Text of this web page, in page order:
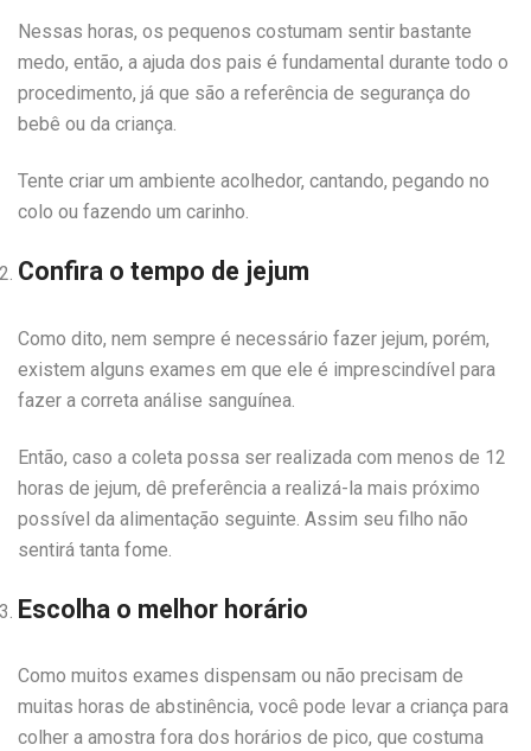
Nessas horas, os pequenos costumam sentir bastante
medo, então, a ajuda dos pais é fundamental durante todo o
procedimento, já que são a referência de segurança do
bebê ou da criança.
Tente criar um ambiente acolhedor, cantando, pegando no
colo ou fazendo um carinho.
Confira o tempo de jejum
Como dito, nem sempre é necessário fazer jejum, porém,
existem alguns exames em que ele é imprescindível para
fazer a correta análise sanguínea.
Então, caso a coleta possa ser realizada com menos de 12
horas de jejum, dê preferência a realizá-la mais próximo
possível da alimentação seguinte. Assim seu filho não
sentirá tanta fome.
Escolha o melhor horário
Como muitos exames dispensam ou não precisam de
muitas horas de abstinência, você pode levar a criança para
colher a amostra fora dos horários de pico, que costuma